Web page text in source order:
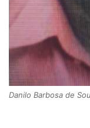
Danilo Barbosa de